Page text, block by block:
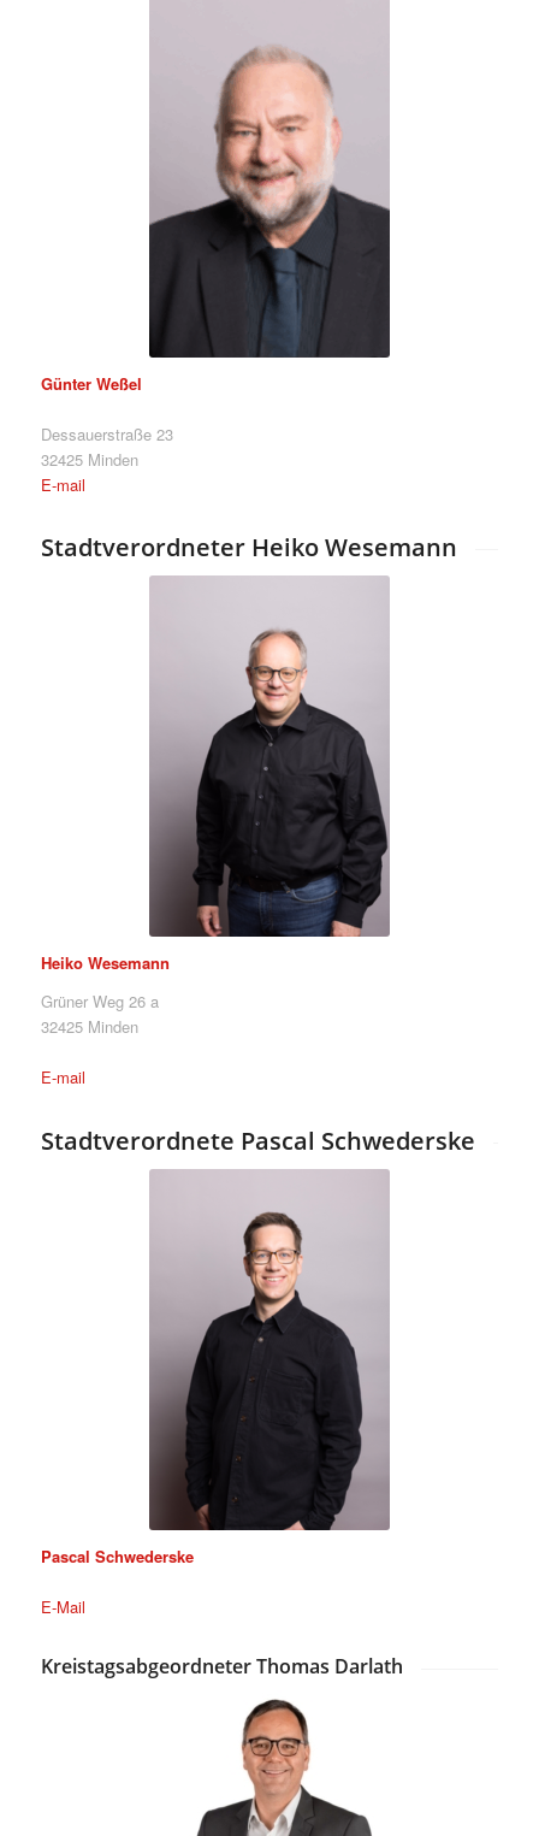
Günter Weßel
Dessauerstraße 23
32425 Minden
E-mail
Stadtverordneter Heiko Wesemann
Heiko Wesemann
Grüner Weg 26 a
32425 Minden
E-mail
Stadtverordnete Pascal Schwederske
Pascal Schwederske
E-Mail
Kreistagsabgeordneter Thomas Darlath